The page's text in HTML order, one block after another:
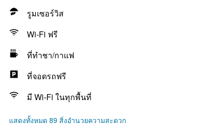
รูมเซอร์วิส
Wi-Fi ฟรี
ที่ทำชา/กาแฟ
ที่จอดรถฟรี
มี Wi-Fi ในทุกพื้นที่
แสดงทั้งหมด 89 สิ่งอำนวยความสะดวก